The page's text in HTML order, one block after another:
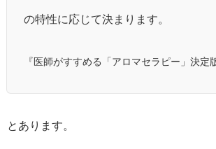
の特性に応じて決まります。
『医師がすすめる「アロマセラピー」決定
とあります。